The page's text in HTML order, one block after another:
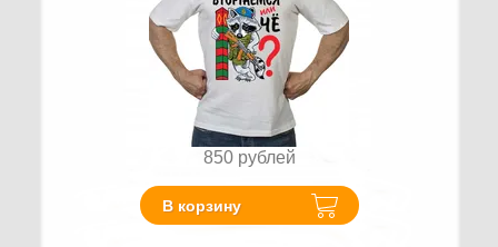
850 рублей
В корзину